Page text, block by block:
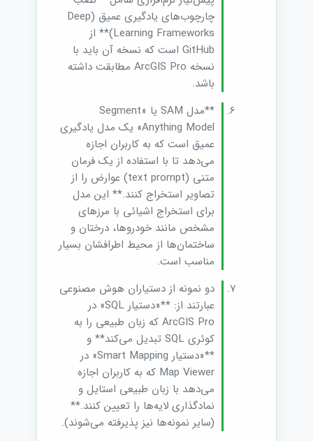
چارچوب‌های یادگیری عمیق (Deep
Learning Frameworks)** از
GitHub است که نسخه‌ آن باید با
نسخه ArcGIS Pro مطابقت داشته
باشد.
**مدل SAM یا «Segment
Anything Model» یک مدل یادگیری
عمیق است که به کاربران اجازه
می‌دهد تا با استفاده از یک فرمان
متنی (text prompt) عوارض را از
تصاویر استخراج کنند.** این مدل
برای استخراج اشیائی با مرزهای
مشخص مانند خودروها، درختان و
ساختمان‌ها از محیط اطرافشان بسیار
مناسب است.
دو نمونه از دستیاران هوش مصنوعی
عبارتند از: **«دستیار SQL» در
ArcGIS Pro که زبان طبیعی را به
کوئری SQL تبدیل می‌کند** و
**«دستیار Smart Mapping» در
Map Viewer که به کاربران اجازه
می‌دهد با زبان طبیعی استایل و
نمادگذاری لایه‌ها را تعیین کنند.**
(سایر نمونه‌ها نیز پذیرفته می‌شوند).